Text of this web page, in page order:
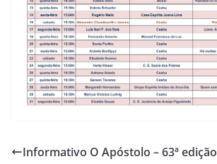
Informativo O Apóstolo – 63ª edição